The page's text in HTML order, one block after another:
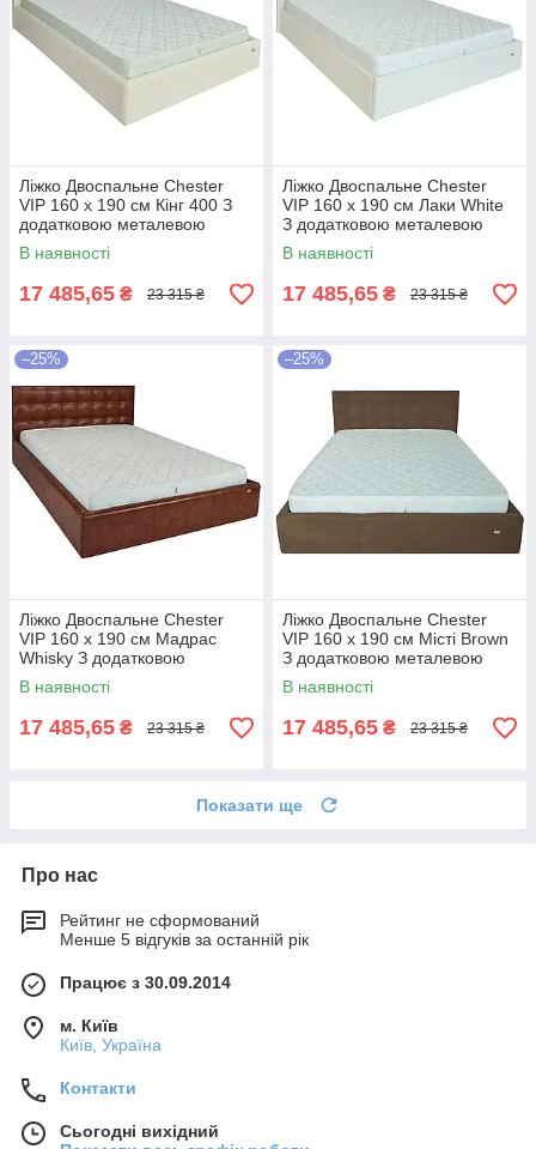
Ліжко Двоспальне Chester
VIP 160 х 190 см Кінг 400 З
додатковою металевою
цільнозварною рамою C1
Білий
В наявності
17 485,65 ₴ 23 315 ₴
Ліжко Двоспальне Chester
VIP 160 х 190 см Лаки White
З додатковою металевою
цільнозварною рамою Білий
В наявності
17 485,65 ₴ 23 315 ₴
–25%
Ліжко Двоспальне Chester
VIP 160 х 190 см Мадрас
Whisky З додатковою
металевою цільнозварною
рамою Коричневий
В наявності
17 485,65 ₴ 23 315 ₴
–25%
Ліжко Двоспальне Chester
VIP 160 х 190 см Місті Brown
З додатковою металевою
цільнозварною рамою
Коричневий
В наявності
17 485,65 ₴ 23 315 ₴
Показати ще
Про нас
Рейтинг не сформований
Менше 5 відгуків за останній рік
Працює з 30.09.2014
м. Київ
Київ, Україна
Контакти
Сьогодні вихідний